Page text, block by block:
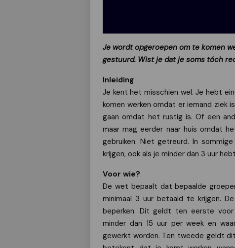
Je wordt opgeroepen om te komen
gestuurd. Wist je dat je soms tóch
Inleiding
Je kent het misschien wel. Je hebt
komen werken omdat er iemand ziek
gaan omdat het rustig is. Of een
maar mag eerder naar huis omdat
gebruiken. Niet getreurd. In
krijgen, ook als je minder dan 3 uur
Voor wie?
De wet bepaalt dat bepaalde
minimaal 3 uur betaald te krijgen.
beperken. Dit geldt ten eerste voor
minder dan 15 uur per week en
gewerkt worden. Ten tweede geldt